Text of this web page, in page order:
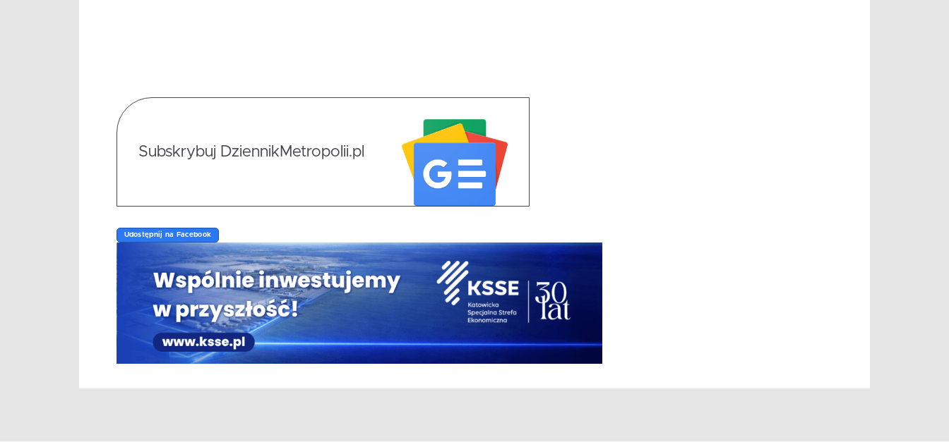
Subskrybuj DziennikMetropolii.pl
Udostępnij na Facebook